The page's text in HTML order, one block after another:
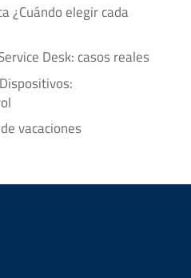
¿Cuándo elegir cada
Desk: casos reales
vacaciones